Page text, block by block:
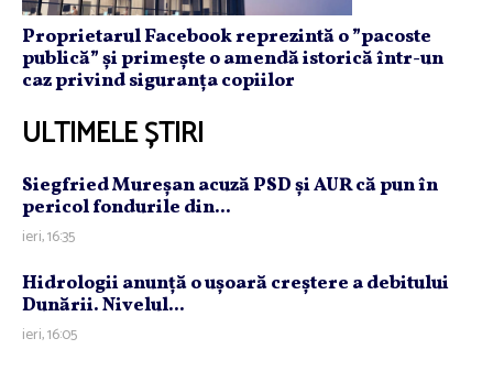
Proprietarul Facebook reprezintă o ”pacoste
publică” și primește o amendă istorică într-un
caz privind siguranța copiilor
ULTIMELE ȘTIRI
Siegfried Mureşan acuză PSD şi AUR că pun în
pericol fondurile din...
ieri, 16:35
Hidrologii anunţă o uşoară creştere a debitului
Dunării. Nivelul...
ieri, 16:05